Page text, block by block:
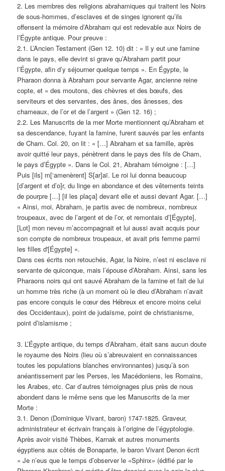
2. Les membres des religions abrahamiques qui traitent les Noirs
de sous-hommes, d’esclaves et de singes ignorent qu’ils
offensent la mémoire d’Abraham qui est redevable aux Noirs de
l’Égypte antique. Pour preuve :
2.1. L’Ancien Testament (Gen 12. 10) dit : « Il y eut une famine
dans le pays, elle devint si grave qu’Abraham partit pour
l’Égypte, afin d’y séjourner quelque temps ». En Égypte, le
Pharaon donna à Abraham pour servante Agar, ancienne reine
copte, et « des moutons, des chèvres et des bœufs, des
serviteurs et des servantes, des ânes, des ânesses, des
chameaux, de l’or et de l’argent » (Gen 12. 16) ;
2.2. Les Manuscrits de la mer Morte mentionnent qu’Abraham et
sa descendance, fuyant la famine, furent sauvés par les enfants
de Cham. Col. 20, on lit : « […] Abraham et sa famille, après
avoir quitté leur pays, pénètrent dans le pays des fils de Cham,
le pays d’Égypte ». Dans le Col. 21, Abraham témoigne : […]
Puis [ils] m[‘amenèrent] S[ar]aï. Le roi lui donna beaucoup
[d’argent et d’o]r, du linge en abondance et des vêtements teints
de pourpre […] [il les plaça] devant elle et aussi devant Agar. […]
« Ainsi, moi, Abraham, je partis avec de nombreux, nombreux
troupeaux, avec de l’argent et de l’or, et remontais d’[Égypte],
[Lot] mon neveu m’accompagnait et lui aussi avait acquis pour
son compte de nombreux troupeaux, et avait pris femme parmi
les filles d'[Égypte] ».
Dans ces écrits non retouchés, Agar, la Noire, n’est ni esclave ni
servante de quiconque, mais l’épouse d’Abraham. Ainsi, sans les
Pharaons noirs qui ont sauvé Abraham de la famine et fait de lui
un homme très riche (à un moment où le dieu d’Abraham n’avait
pas encore conquis le cœur des Hébreux et encore moins celui
des Occidentaux), point de judaïsme, point de christianisme,
point d’islamisme ;
3. L’Égypte antique, du temps d’Abraham, était sans aucun doute
le royaume des Noirs (lieu où s’abreuvaient en connaissances
toutes les populations blanches environnantes) jusqu’à son
anéantissement par les Perses, les Macédoniens, les Romains,
les Arabes, etc. Car d’autres témoignages plus près de nous
abondent dans le même sens que les Manuscrits de la mer
Morte :
3.1. Denon (Dominique Vivant, baron) 1747-1825. Graveur,
administrateur et écrivain français à l’origine de l’égyptologie.
Après avoir visité Thèbes, Karnak et autres monuments
égyptiens aux côtés de Bonaparte, le baron Vivant Denon écrit
« Je n’eus que le temps d’observer le «Sphinx» (édifié par le